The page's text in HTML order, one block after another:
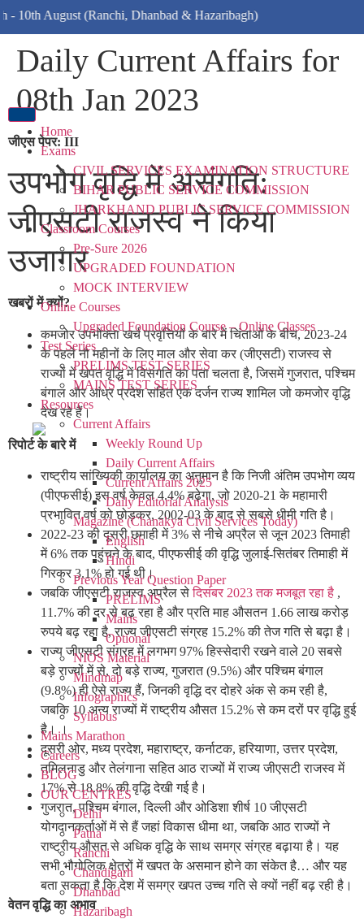
(Ranchi, Dhanbad & Hazaribagh)
Home
Exams
CIVIL SERVICES EXAMINATION STRUCTURE
BIHAR PUBLIC SERVICE COMMISSION
JHARKHAND PUBLIC SERVICE COMMISSION
Classroom Courses
Pre-Sure 2026
UPGRADED FOUNDATION
MOCK INTERVIEW
Online Courses
Upgraded Foundation Course – Online Classes
Test Series
PRELIMS TEST SERIES
MAINS TEST SERIES
Resources
Current Affairs
Weekly Round Up
Daily Current Affairs
Current Affairs 2025
Daily Editorial Analysis
Magazine (Chanakya Civil Services Today)
English
Hindi
Previous Year Question Paper
PRELIMS
Mains
Optional
NIOS Material
Mindmap
Infographics
Syllabus
Mains Marathon
Careers
BLOG
OUR CENTRES
Delhi
Patna
Ranchi
Chandigarh
Dhanbad
Hazaribagh
Daily Current Affairs for
08th Jan 2023
जीएस पेपर: III
उपभोग वृद्धि में असंगति:
जीएसटी राजस्व ने किया
उजागर
खबरों में क्यों?
कमजोर उपभोक्ता खर्च प्रवृत्तियों के बारे में चिंताओं के बीच, 2023-24
के पहले नौ महीनों के लिए माल और सेवा कर (जीएसटी) राजस्व से
राज्यों में खपत वृद्धि में विसंगति का पता चलता है, जिसमें गुजरात, पश्चिम
बंगाल और आंध्र प्रदेश सहित एक दर्जन राज्य शामिल जो कमजोर वृद्धि
देख रहे हैं।
रिपोर्ट के बारे में
राष्ट्रीय सांख्यिकी कार्यालय का अनुमान है कि निजी अंतिम उपभोग व्यय
(पीएफसीई) इस वर्ष केवल 4.4% बढ़ेगा, जो 2020-21 के महामारी
प्रभावित वर्ष को छोड़कर, 2002-03 के बाद से सबसे धीमी गति है।
2022-23 की दूसरी छमाही में 3% से नीचे अप्रैल से जून 2023 तिमाही
में 6% तक पहुंचने के बाद, पीएफसीई की वृद्धि जुलाई-सितंबर तिमाही में
गिरकर 3.1% हो गई थी।
जबकि जीएसटी राजस्व अप्रैल सेदिसंबर 2023 तक मजबूत रहा है ,
11.7% की दर से बढ़ रहा है और प्रति माह औसतन 1.66 लाख करोड़
रुपये बढ़ रहा है, राज्य जीएसटी संग्रह 15.2% की तेज गति से बढ़ा है।
राज्य जीएसटी संग्रह में लगभग 97% हिस्सेदारी रखने वाले 20 सबसे
बड़े राज्यों में से, दो बड़े राज्य, गुजरात (9.5%) और पश्चिम बंगाल
(9.8%) ही ऐसे राज्य हैं, जिनकी वृद्धि दर दोहरे अंक से कम रही है,
जबकि 10 अन्य राज्यों में राष्ट्रीय औसत 15.2% से कम दरों पर वृद्धि हुई
है। ।
दूसरी ओर, मध्य प्रदेश, महाराष्ट्र, कर्नाटक, हरियाणा, उत्तर प्रदेश,
तमिलनाडु और तेलंगाना सहित आठ राज्यों में राज्य जीएसटी राजस्व में
17% से 18.8% की वृद्धि देखी गई है।
गुजरात, पश्चिम बंगाल, दिल्ली और ओडिशा शीर्ष 10 जीएसटी
योगदानकर्ताओं में से हैं जहां विकास धीमा था, जबकि आठ राज्यों ने
राष्ट्रीय औसत से अधिक वृद्धि के साथ समग्र संग्रह बढ़ाया है। यह
सभी भौगोलिक क्षेत्रों में खपत के असमान होने का संकेत है… और यह
बता सकता है कि देश में समग्र खपत उच्च गति से क्यों नहीं बढ़ रही है।
वेतन वृद्धि का अभाव